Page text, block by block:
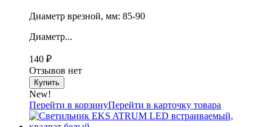
Диаметр врезной, мм: 85-90
Диаметр...
140 ₽
Отзывов нет
New!
Перейти в корзинуПерейти в карточку товара